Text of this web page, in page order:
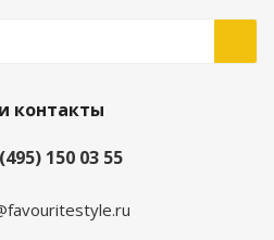
контакты
150 03 55